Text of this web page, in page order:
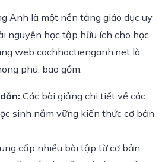
Anh là một nền tảng giáo dục uy
nguyên học tập hữu ích cho học
web cachhoctienganh.net là
phú, bao gồm:
Các bài giảng chi tiết về các
sinh nắm vững kiến thức cơ bản
cấp nhiều bài tập từ cơ bản